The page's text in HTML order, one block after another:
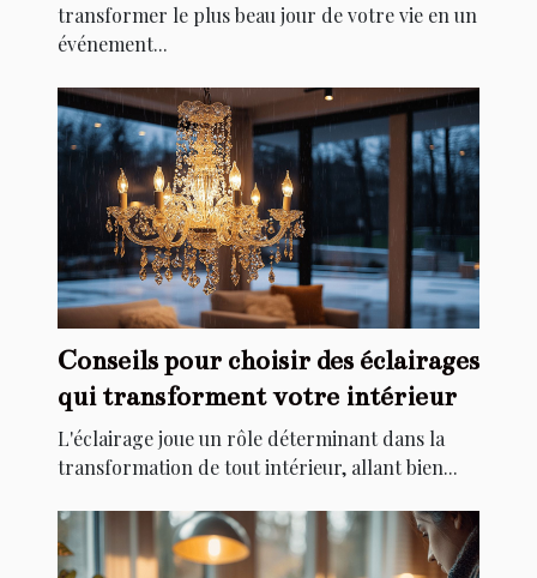
transformer le plus beau jour de votre vie en un
événement...
Conseils pour choisir des éclairages
qui transforment votre intérieur
L'éclairage joue un rôle déterminant dans la
transformation de tout intérieur, allant bien...